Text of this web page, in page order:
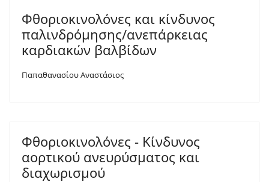
Φθοριοκινολόνες και κίνδυνος
παλινδρόμησης/ανεπάρκειας
καρδιακών βαλβίδων
Παπαθανασίου Αναστάσιος
Φθοριοκινολόνες - Κίνδυνος
αορτικού ανευρύσματος και
διαχωρισμού